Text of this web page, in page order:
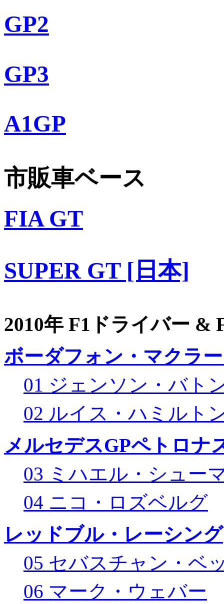
GP2
GP3
A1GP
市販車ベース
FIA GT
SUPER GT [日本]
2010年 F1ドライバー &
ボーダフォン・マクラ
01 ジェンソン・バト
02 ルイス・ハミルト
メルセデスGPペトロナ
03 ミハエル・シュー
04 ニコ・ロズベルグ
レッドブル・レーシング
05 セバスチャン・ベ
06 マーク・ウェバー